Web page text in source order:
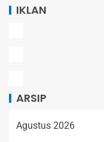
IKLAN
ARSIP
Agustus 2026